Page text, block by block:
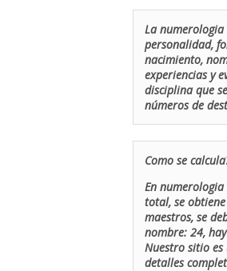
La
personalidad,
nacimiento,
experiencias y
disciplina que
números de
Como se
En
total, se
maestros, se
nombre: 24,
Nuestro sitio
detalles